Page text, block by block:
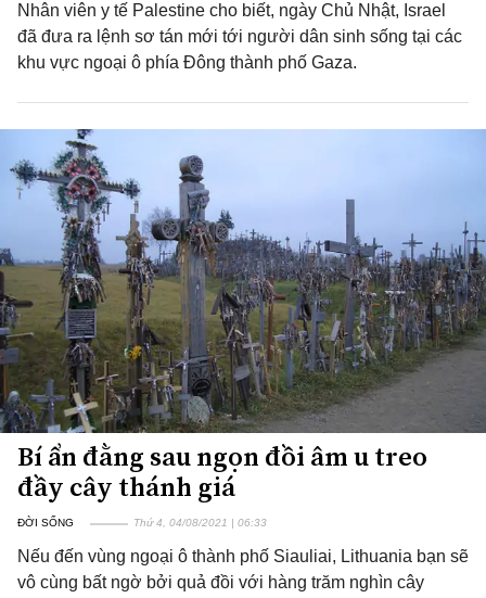
Nhân viên y tế Palestine cho biết, ngày Chủ Nhật, Israel
đã đưa ra lệnh sơ tán mới tới người dân sinh sống tại các
khu vực ngoại ô phía Đông thành phố Gaza.
Bí ẩn đằng sau ngọn đồi âm u treo
đầy cây thánh giá
ĐỜI SỐNG Thứ 4, 04/08/2021 | 06:33
Nếu đến vùng ngoại ô thành phố Siauliai, Lithuania bạn sẽ
vô cùng bất ngờ bởi quả đồi với hàng trăm nghìn cây